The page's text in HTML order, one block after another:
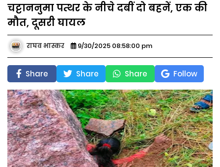
चट्टाननुमा पत्थर के नीचे दबीं दो बहनें, एक की
मौत, दूसरी घायल
राघव भास्कर 9/30/2025 08:58:00 pm
Share Share Share Follow